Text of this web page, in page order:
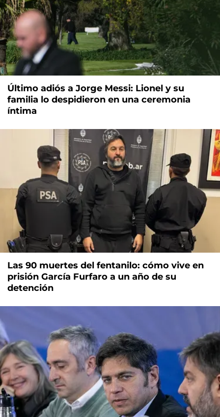
Último adiós a Jorge Messi: Lionel y su
familia lo despidieron en una ceremonia
íntima
Las 90 muertes del fentanilo: cómo vive en
prisión García Furfaro a un año de su
detención